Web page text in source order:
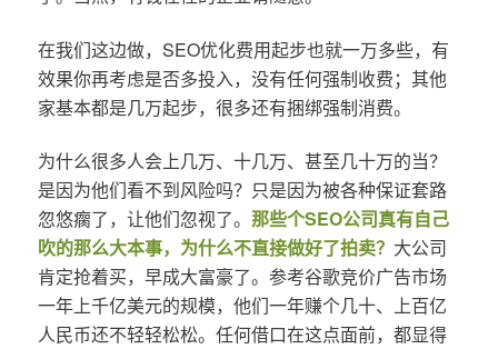
在我们这边做，SEO优化费用起步也就一万多些，有
效果你再考虑是否多投入，没有任何强制收费；其他
家基本都是几万起步，很多还有捆绑强制消费。
为什么很多人会上几万、十几万、甚至几十万的当？
是因为他们看不到风险吗？只是因为被各种保证套路
忽悠瘸了，让他们忽视了。 那些个SEO公司真有自己
吹的那么大本事，为什么不直接做好了拍卖？ 大公司
肯定抢着买，早成大富豪了。参考谷歌竞价广告市场
一年上千亿美元的规模，他们一年赚个几十、上百亿
人民币还不轻轻松松。任何借口在这点面前，都显得